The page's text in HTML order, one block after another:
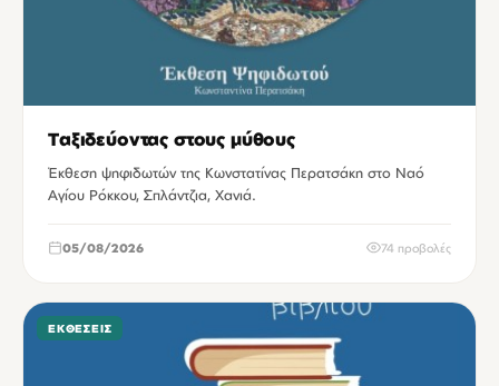
Ταξιδεύοντας στους μύθους
Έκθεση ψηφιδωτών της Κωνστατίνας Περατσάκη στο Ναό
Αγίου Ρόκκου, Σπλάντζια, Χανιά.
05/08/2026 74 προβολές
ΕΚΘΈΣΕΙΣ